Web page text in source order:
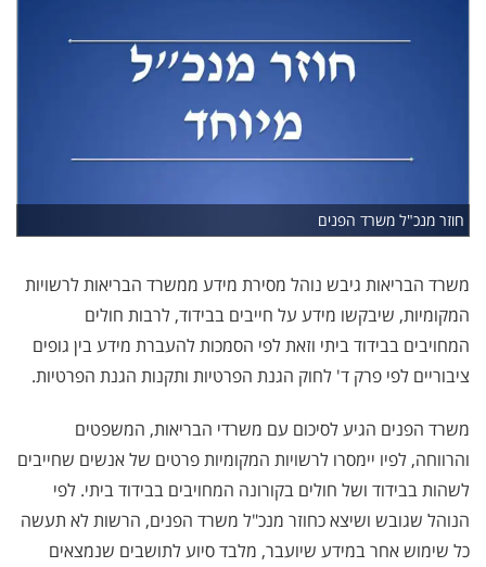
חוזר מנכ"ל משרד הפנים
משרד הבריאות גיבש נוהל מסירת מידע ממשרד הבריאות לרשויות
המקומיות, שיבקשו מידע על חייבים בבידוד, לרבות חולים
המחויבים בבידוד ביתי וזאת לפי הסמכות להעברת מידע בין גופים
ציבוריים לפי פרק ד' לחוק הגנת הפרטיות ותקנות הגנת הפרטיות.
משרד הפנים הגיע לסיכום עם משרדי הבריאות, המשפטים
והרווחה, לפיו יימסרו לרשויות המקומיות פרטים של אנשים שחייבים
לשהות בבידוד ושל חולים בקורונה המחויבים בבידוד ביתי. לפי
הנוהל שגובש ושיצא כחוזר מנכ"ל משרד הפנים, הרשות לא תעשה
כל שימוש אחר במידע שיועבר, מלבד סיוע לתושבים שנמצאים